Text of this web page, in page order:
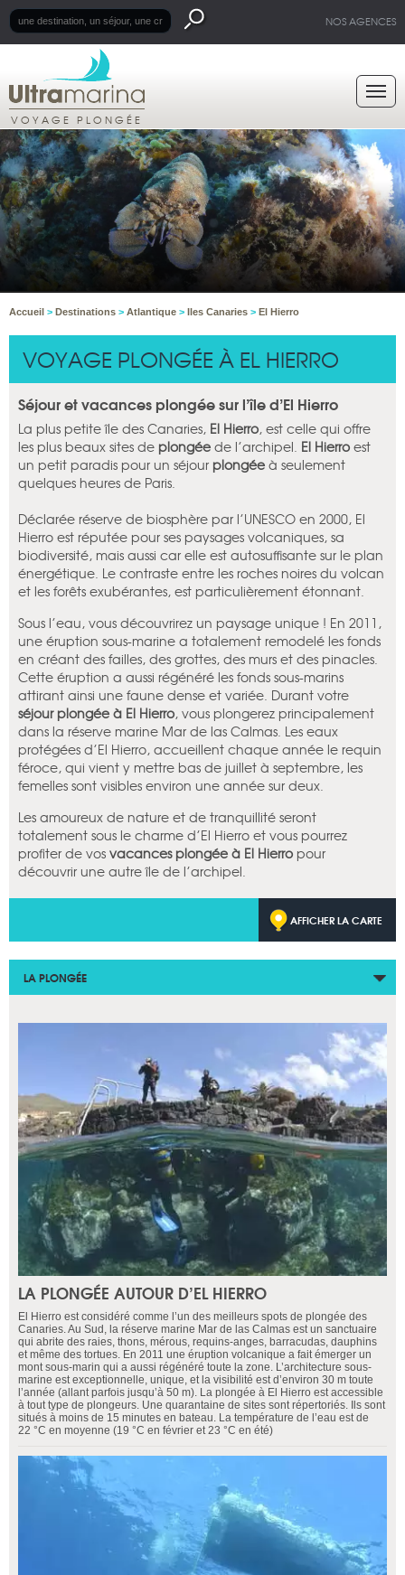
NOS AGENCES
VOYAGE PLONGÉE
Accueil > Destinations > Atlantique > Iles Canaries > El Hierro
VOYAGE PLONGÉE À EL HIERRO
Séjour et vacances plongée sur l’île d’El Hierro
La plus petite île des Canaries, El Hierro, est celle qui offre
les plus beaux sites de plongée de l’archipel. El Hierro est
un petit paradis pour un séjour plongée à seulement
quelques heures de Paris.
Déclarée réserve de biosphère par l’UNESCO en 2000, El
Hierro est réputée pour ses paysages volcaniques, sa
biodiversité, mais aussi car elle est autosuffisante sur le plan
énergétique. Le contraste entre les roches noires du volcan
et les forêts exubérantes, est particulièrement étonnant.
Sous l’eau, vous découvrirez un paysage unique ! En 2011,
une éruption sous-marine a totalement remodelé les fonds
en créant des failles, des grottes, des murs et des pinacles.
Cette éruption a aussi régénéré les fonds sous-marins
attirant ainsi une faune dense et variée. Durant votre
séjour plongée à El Hierro, vous plongerez principalement
dans la réserve marine Mar de las Calmas. Les eaux
protégées d’El Hierro, accueillent chaque année le requin
féroce, qui vient y mettre bas de juillet à septembre, les
femelles sont visibles environ une année sur deux.
Les amoureux de nature et de tranquillité seront
totalement sous le charme d’El Hierro et vous pourrez
profiter de vos vacances plongée à El Hierro pour
découvrir une autre île de l’archipel.
AFFICHER LA CARTE
LA PLONGÉE
LA PLONGÉE AUTOUR D’EL HIERRO
El Hierro est considéré comme l’un des meilleurs spots de plongée des
Canaries. Au Sud, la réserve marine Mar de las Calmas est un sanctuaire
qui abrite des raies, thons, mérous, requins-anges, barracudas, dauphins
et même des tortues. En 2011 une éruption volcanique a fait émerger un
mont sous-marin qui a aussi régénéré toute la zone. L’architecture sous-
marine est exceptionnelle, unique, et la visibilité est d’environ 30 m toute
l’année (allant parfois jusqu’à 50 m). La plongée à El Hierro est accessible
à tout type de plongeurs. Une quarantaine de sites sont répertoriés. Ils sont
situés à moins de 15 minutes en bateau. La température de l’eau est de
22 °C en moyenne (19 °C en février et 23 °C en été)